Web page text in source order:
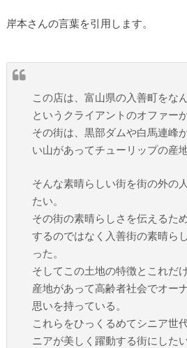
岸本さんの言葉を引用します。
この店は、富山県の入善町をな
というクライアントのオファー
その街は、黒部ダムや白馬連峰
い山があってチューリップの産
そんな素晴らしい街を街の外の
たい。
その街の素晴らしさを伝えるた
するのではなく入善街の素晴ら
った。
そしてこの土地の特徴とこれだ
産地があって高齢者社会でオー
思いを持っている。
これらをひっくるめてシニア世
ニアが美しく躍動する街にした